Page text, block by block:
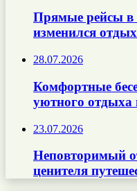
Прямые рейсы в
изменился
28.07.2026
Комфортные
уютного отдыха
23.07.2026
Неповторимый
ценителя